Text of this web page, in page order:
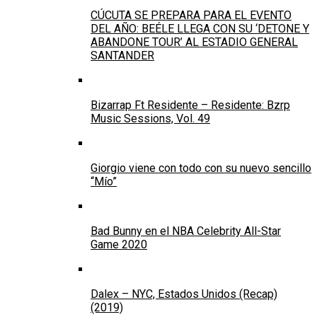
CÚCUTA SE PREPARA PARA EL EVENTO
DEL AÑO: BEÉLE LLEGA CON SU ‘DETONE Y
ABANDONE TOUR’ AL ESTADIO GENERAL
SANTANDER
Bizarrap Ft Residente – Residente: Bzrp
Music Sessions, Vol. 49
Giorgio viene con todo con su nuevo sencillo
“Mío”
Bad Bunny en el NBA Celebrity All-Star
Game 2020
Dalex – NYC, Estados Unidos (Recap)
(2019)